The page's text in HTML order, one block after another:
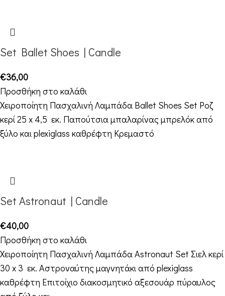
Set Ballet Shoes | Candle
€36,00
Προσθήκη στο καλάθι
Χειροποίητη Πασχαλινή Λαμπάδα Ballet Shoes Set Ροζ
κερί 25 x 4,5 εκ. Παπούτσια μπαλαρίνας μπρελόκ από
ξύλο και plexiglass καθρέφτη Κρεμαστό
Set Astronaut | Candle
€40,00
Προσθήκη στο καλάθι
Χειροποίητη Πασχαλινή Λαμπάδα Astronaut Set Σιελ κερί
30 x 3 εκ. Αστροναύτης μαγνητάκι από plexiglass
καθρέφτη Επιτοίχιο διακοσμητικό αξεσουάρ πύραυλος